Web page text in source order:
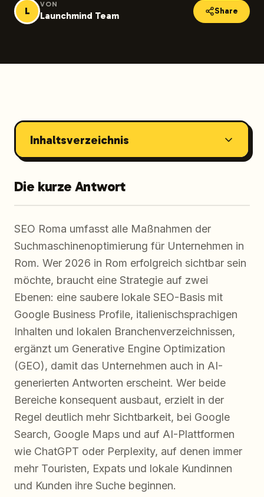
L
VON
Launchmind Team Share
Inhaltsverzeichnis
Die kurze Antwort
SEO Roma umfasst alle Maßnahmen der
Suchmaschinenoptimierung für Unternehmen in
Rom. Wer 2026 in Rom erfolgreich sichtbar sein
möchte, braucht eine Strategie auf zwei
Ebenen: eine saubere lokale SEO-Basis mit
Google Business Profile, italienischsprachigen
Inhalten und lokalen Branchenverzeichnissen,
ergänzt um Generative Engine Optimization
(GEO), damit das Unternehmen auch in AI-
generierten Antworten erscheint. Wer beide
Bereiche konsequent ausbaut, erzielt in der
Regel deutlich mehr Sichtbarkeit, bei Google
Search, Google Maps und auf AI-Plattformen
wie ChatGPT oder Perplexity, auf denen immer
mehr Touristen, Expats und lokale Kundinnen
und Kunden ihre Suche beginnen.